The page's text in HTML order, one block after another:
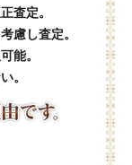
査定。
慮し査定。
能。
。